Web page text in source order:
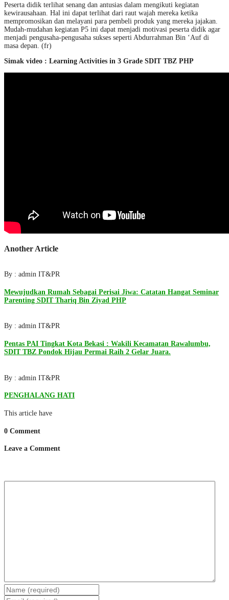
Peserta didik terlihat senang dan antusias dalam mengikuti kegiatan
kewirausahaan. Hal ini dapat terlihat dari raut wajah mereka ketika
mempromosikan dan melayani para pembeli produk yang mereka jajakan.
Mudah-mudahan kegiatan P5 ini dapat menjadi motivasi peserta didik agar
menjadi pengusaha-pengusaha sukses seperti Abdurrahman Bin ‘Auf di
masa depan. (fr)
Simak video : Learning Activities in 3 Grade SDIT TBZ PHP
Another Article
By : admin IT&PR
Mewujudkan Rumah Sebagai Perisai Jiwa: Catatan Hangat Seminar
Parenting SDIT Thariq Bin Ziyad PHP
By : admin IT&PR
Pentas PAI Tingkat Kota Bekasi : Wakili Kecamatan Rawalumbu,
SDIT TBZ Pondok Hijau Permai Raih 2 Gelar Juara.
By : admin IT&PR
PENGHALANG HATI
This article have
0 Comment
Leave a Comment